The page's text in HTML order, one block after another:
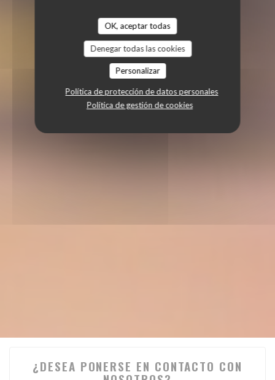
OK, aceptar todas
Denegar todas las cookies
Personalizar
Política de protección de datos personales
Política de gestión de cookies
¿DESEA PONERSE EN CONTACTO CON